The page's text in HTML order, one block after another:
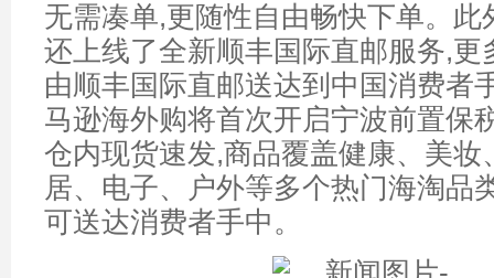
无需凑单,更随性自由畅快下单。此
还上线了全新顺丰国际直邮服务,更
由顺丰国际直邮送达到中国消费者
马逊海外购将首次开启宁波前置保
仓内现货速发,商品覆盖健康、美妆
居、电子、户外等多个热门海淘品
可送达消费者手中。